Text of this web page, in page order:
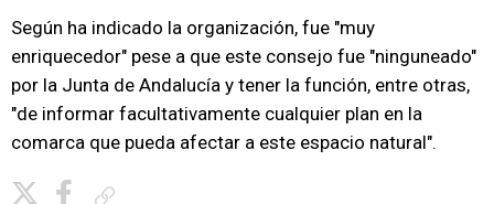
Según ha indicado la organización, fue "muy
enriquecedor" pese a que este consejo fue "ninguneado"
por la Junta de Andalucía y tener la función, entre otras,
"de informar facultativamente cualquier plan en la
comarca que pueda afectar a este espacio natural".